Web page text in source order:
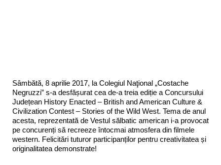
Sâmbătă, 8 aprilie 2017, la Colegiul Naţional „Costache
Negruzzi” s-a desfășurat cea de-a treia ediție a Concursului
Județean History Enacted – British and American Culture &
Civilization Contest – Stories of the Wild West. Tema de anul
acesta, reprezentată de Vestul sălbatic american i-a provocat
pe concurenți să recreeze întocmai atmosfera din filmele
western. Felicitări tuturor participanților pentru creativitatea și
originalitatea demonstrate!